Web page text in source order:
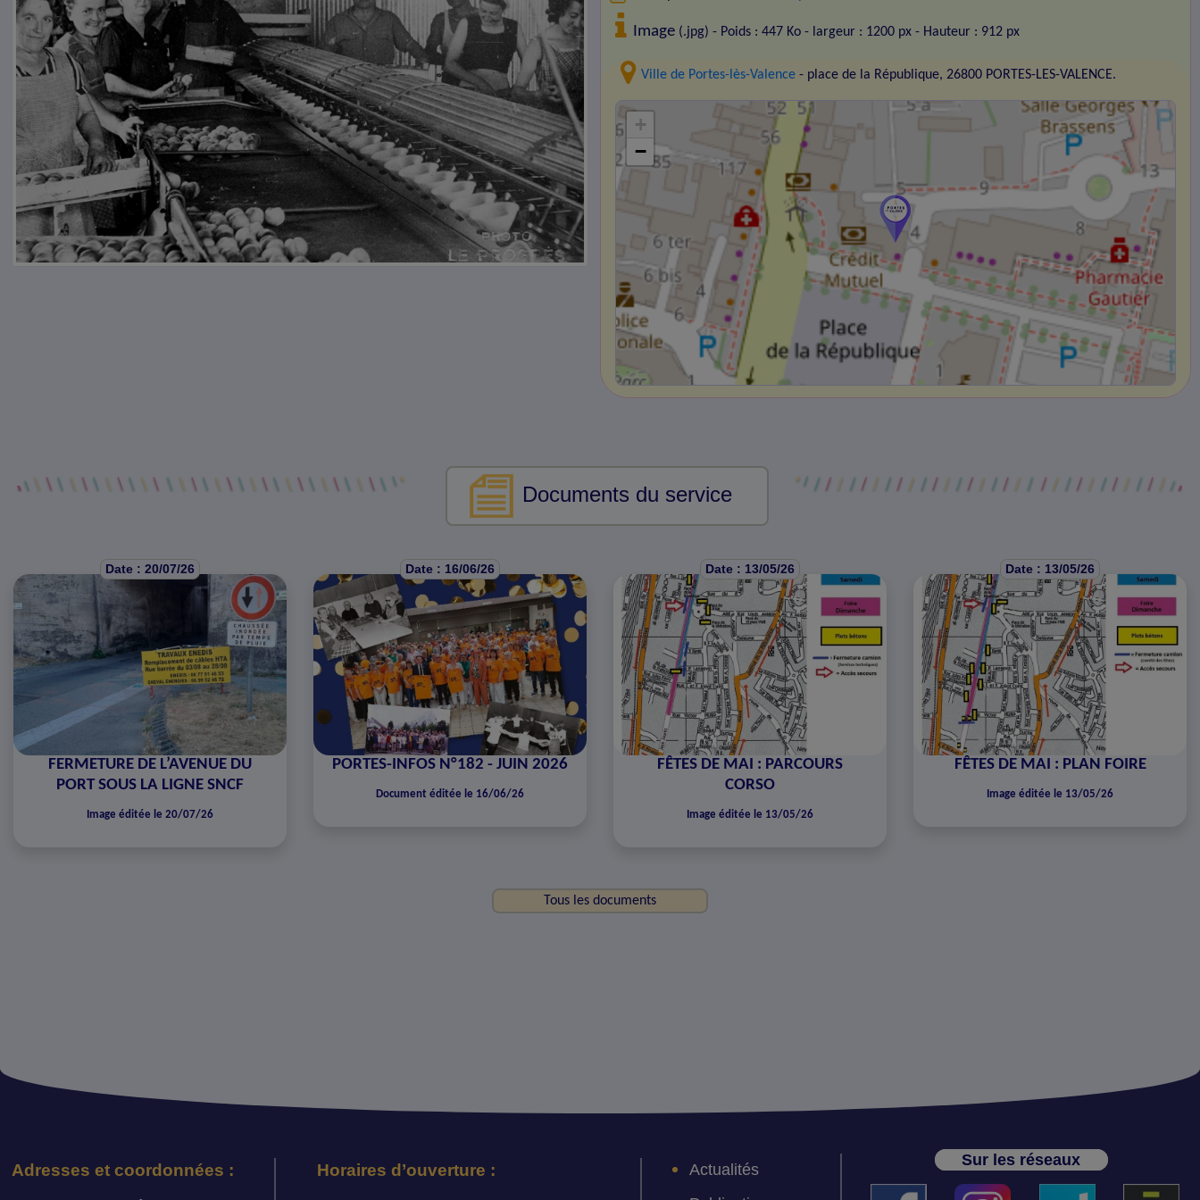
Image (.jpg) - Poids : 447 Ko - largeur : 1200 px - Hauteur : 912 px
Ville de Portes-lès-Valence - place de la République, 26800 PORTES-LES-VALENCE.
+
−
Documents du service
Date : 20/07/26
FERMETURE DE L’AVENUE DU
PORT SOUS LA LIGNE SNCF
Image éditée le 20/07/26
Date : 16/06/26
PORTES-INFOS N°182 - JUIN 2026
Document éditée le 16/06/26
Date : 13/05/26
FÊTES DE MAI : PARCOURS
CORSO
Image éditée le 13/05/26
Date : 13/05/26
FÊTES DE MAI : PLAN FOIRE
Image éditée le 13/05/26
Tous les documents
Adresses et coordonnées : Horaires d’ouverture :
Actualités
Sur les réseaux